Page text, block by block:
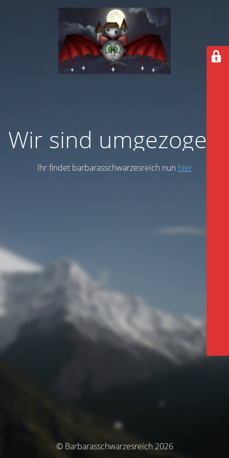
Wir sind umgezogen
Ihr findet barbarasschwarzesreich nun hier
© Barbarasschwarzesreich 2026